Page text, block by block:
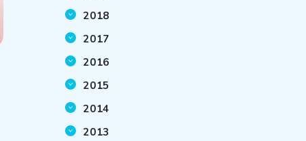
2018
2017
2016
2015
2014
2013